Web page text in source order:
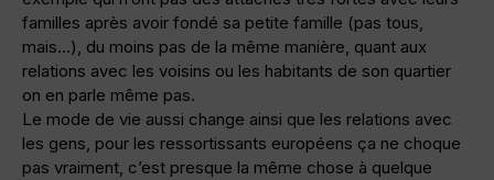
familles après avoir fondé sa petite famille (pas tous,
mais…), du moins pas de la même manière, quant aux
relations avec les voisins ou les habitants de son quartier
on en parle même pas.
Le mode de vie aussi change ainsi que les relations avec
les gens, pour les ressortissants européens ça ne choque
pas vraiment, c’est presque la même chose à quelque